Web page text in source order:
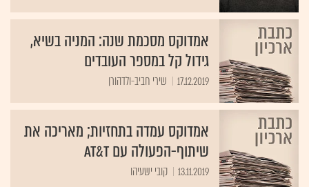
אמדוקס מסכמת שנה: המניה בשיא,
גידול קל במספר העובדים
17.12.2019 שירי חביב-ולדהורן
אמדוקס עמדה בתחזיות; מאריכה את
שיתוף-הפעולה עם AT&T
13.11.2019 קובי ישעיהו